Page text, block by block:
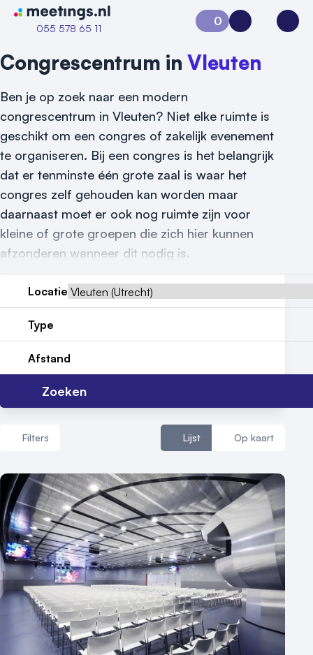
Naar home van Meetings
055 578 65 11
Vraag locatie aan
Locatiegids
Meld locatie aan
Nieuws
Reviews (5⭐️)
Contact
0
Aanvraag 0Inloggen
Congrescentrum in Vleuten
Ben je op zoek naar een modern
congrescentrum in Vleuten? Niet elke ruimte is
geschikt om een congres of zakelijk evenement
te organiseren. Bij een congres is het belangrijk
dat er tenminste één grote zaal is waar het
congres zelf gehouden kan worden maar
daarnaast moet er ook nog ruimte zijn voor
kleine of grote groepen die zich hier kunnen
afzonderen wanneer dit nodig is.
Locatie
Type
Afstand
Zoeken
Filters Lijst Op kaart
Aantal zalen
1 - 5 zalen
6 - 10 zalen
10 of meer zalen
Aantal personen
1 - 50 personen
50 - 100 personen
100 - 250 personen